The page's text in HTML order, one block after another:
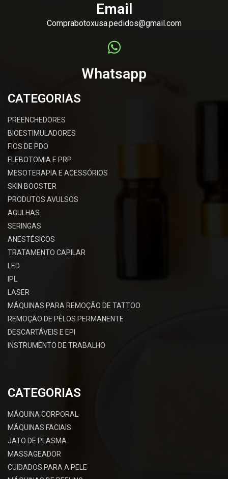
Email
Comprabotoxusa.pedidos@gmail.com
Whatsapp
CATEGORIAS
PREENCHEDORES
BIOESTIMULADORES
FIOS DE PDO
FLEBOTOMIA E PRP
MESOTERAPIA E ACESSÓRIOS
SKIN BOOSTER
PRODUTOS AVULSOS
AGULHAS
SERINGAS
ANESTÉSICOS
TRATAMENTO CAPILAR
LED
IPL
LASER
MÁQUINAS PARA REMOÇÃO DE TATTOO
REMOÇÃO DE PÊLOS PERMANENTE
DESCARTÁVEIS E EPI
INSTRUMENTO DE TRABALHO
CATEGORIAS
MÁQUINA CORPORAL
MÁQUINAS FACIAIS
JATO DE PLASMA
MASSAGEADOR
CUIDADOS PARA A PELE